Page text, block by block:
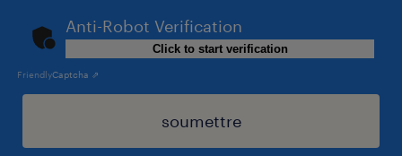
Anti-Robot Verification
Click to start verification
FriendlyCaptcha ⇗
soumettre